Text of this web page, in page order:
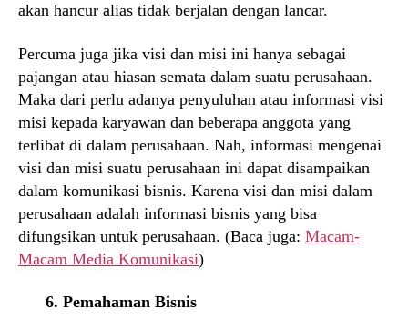
akan hancur alias tidak berjalan dengan lancar.
Percuma juga jika visi dan misi ini hanya sebagai
pajangan atau hiasan semata dalam suatu perusahaan.
Maka dari perlu adanya penyuluhan atau informasi visi
misi kepada karyawan dan beberapa anggota yang
terlibat di dalam perusahaan. Nah, informasi mengenai
visi dan misi suatu perusahaan ini dapat disampaikan
dalam komunikasi bisnis. Karena visi dan misi dalam
perusahaan adalah informasi bisnis yang bisa
difungsikan untuk perusahaan. (Baca juga: Macam-
Macam Media Komunikasi)
6. Pemahaman Bisnis